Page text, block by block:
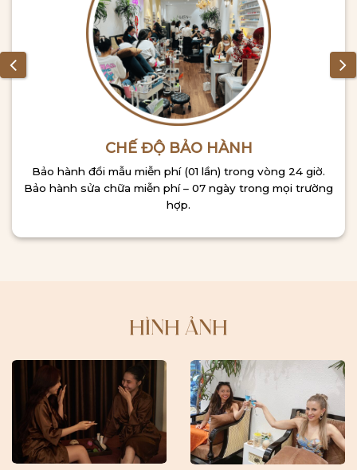
CHẾ ĐỘ BẢO HÀNH
Bảo hành đổi mẫu miễn phí (01 lần) trong vòng 24 giờ.
Bảo hành sửa chữa miễn phí – 07 ngày trong mọi trường
hợp.
HÌNH ẢNH